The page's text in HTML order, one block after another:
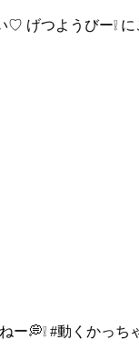
げつようびー❕
ー💭❕ #動くかっち